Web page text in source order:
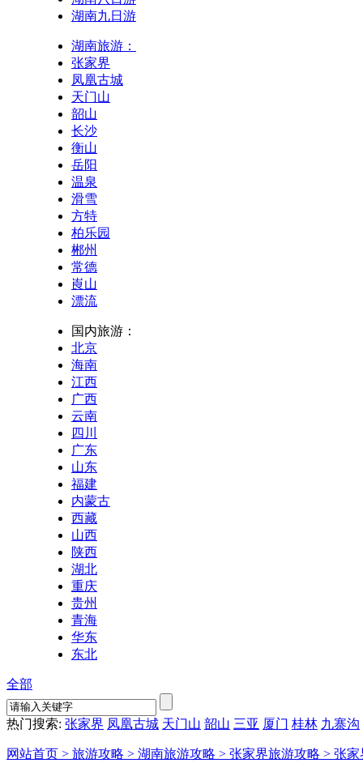
湖南九日游
湖南旅游：
张家界
凤凰古城
天门山
韶山
长沙
衡山
岳阳
温泉
滑雪
方特
柏乐园
郴州
常德
崀山
漂流
国内旅游：
北京
海南
江西
广西
云南
四川
广东
山东
福建
内蒙古
西藏
山西
陕西
湖北
重庆
贵州
青海
华东
东北
全部
热门搜索: 张家界 凤凰古城 天门山 韶山 三亚 厦门 桂林 九寨沟
网站首页 > 旅游攻略 > 湖南旅游攻略 > 张家界旅游攻略 > 张家